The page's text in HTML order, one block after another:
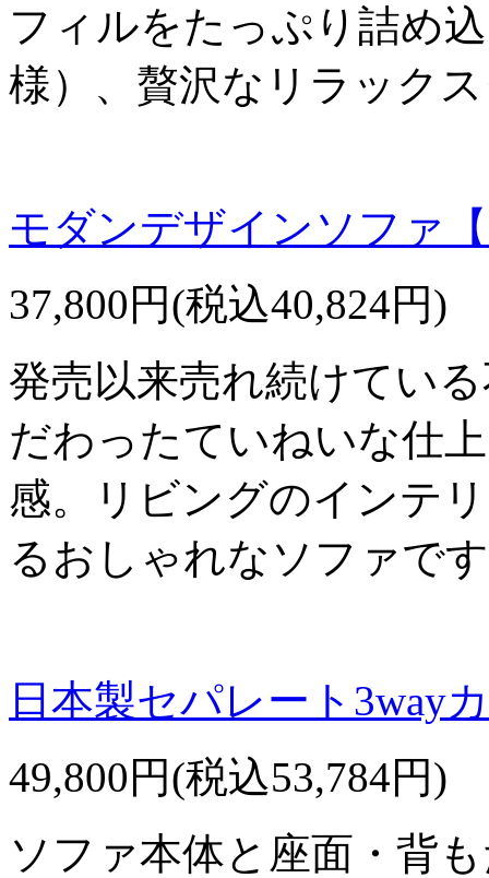
フィルをたっぷり詰め
様）、贅沢なリラック
モダンデザインソファ
37,800円(税込40,824円)
発売以来売れ続けてい
だわったていねいな仕
感。リビングのインテ
るおしゃれなソファで
日本製セパレート3way
49,800円(税込53,784円)
ソファ本体と座面・背